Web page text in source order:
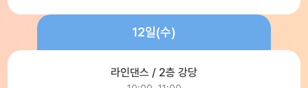
12일(수)
라인댄스 / 2층 강당